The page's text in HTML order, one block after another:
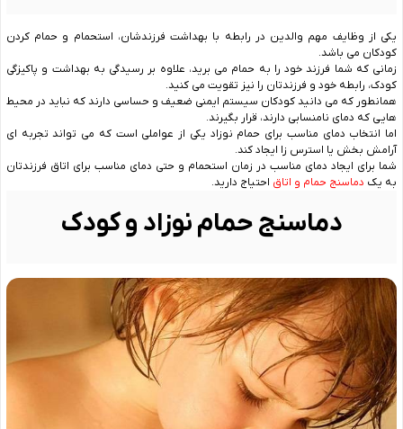
یکی از وظایف مهم والدین در رابطه با بهداشت فرزندشان، استحمام و حمام کردن
کودکان می باشد.
زمانی که شما فرزند خود را به حمام می برید، علاوه بر رسیدگی به بهداشت و پاکیزگی
کودک، رابطه خود و فرزندتان را نیز تقویت می کنید.
همانطور که می دانید کودکان سیستم ایمنی ضعیف و حساسی دارند که نباید در محیط
هایی که دمای نامنسابی دارند، قرار بگیرند.
اما انتخاب دمای مناسب برای حمام نوزاد یکی از عواملی است که می ‌تواند تجربه ‌ای
آرامش‌ بخش یا استرس ‌زا ایجاد کند.
شما برای ایجاد دمای مناسب در زمان استحمام و حتی دمای مناسب برای اتاق فرزندتان
به یک دماسنج حمام و اتاق احتیاج دارید.
دماسنج حمام نوزاد و کودک